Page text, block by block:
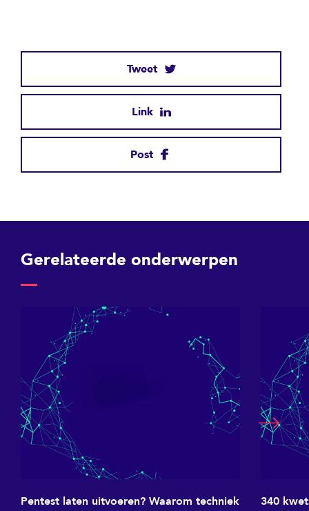
Tweet
Link
Post
Gerelateerde onderwerpen
Pentest laten uitvoeren? Waarom techniek
340